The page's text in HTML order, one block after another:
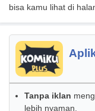
bisa kamu lihat di
Tanpa iklan
lebih nyaman.